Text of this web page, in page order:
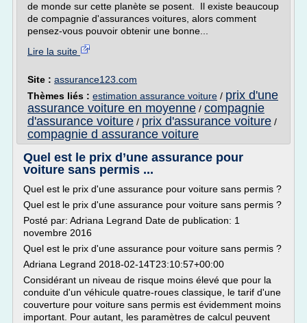
de monde sur cette planète se posent. Il existe beaucoup
de compagnie d'assurances voitures, alors comment
pensez-vous pouvoir obtenir une bonne...
Lire la suite
Site : assurance123.com
Thèmes liés : estimation assurance voiture / prix d'une
assurance voiture en moyenne / compagnie
d'assurance voiture / prix d'assurance voiture /
compagnie d assurance voiture
Quel est le prix d’une assurance pour
voiture sans permis ...
Quel est le prix d'une assurance pour voiture sans permis ?
Quel est le prix d'une assurance pour voiture sans permis ?
Posté par: Adriana Legrand Date de publication: 1
novembre 2016
Quel est le prix d'une assurance pour voiture sans permis ?
Adriana Legrand 2018-02-14T23:10:57+00:00
Considérant un niveau de risque moins élevé que pour la
conduite d'un véhicule quatre-roues classique, le tarif d'une
couverture pour voiture sans permis est évidemment moins
important. Pour autant, les paramètres de calcul peuvent